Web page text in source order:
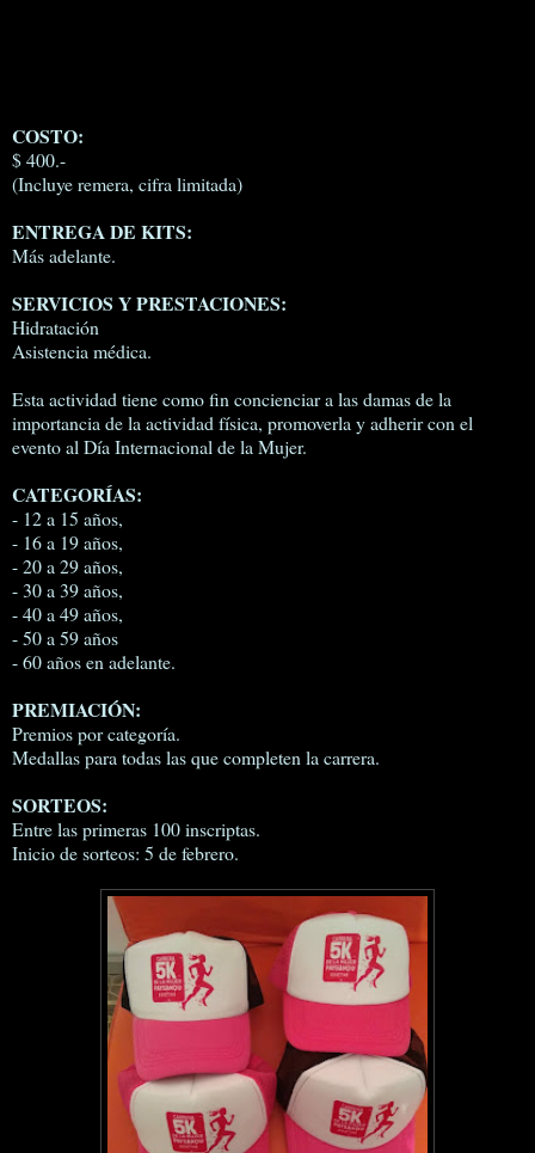
COSTO:
$ 400.-
(Incluye remera, cifra limitada)
ENTREGA DE KITS:
Más adelante.
SERVICIOS Y PRESTACIONES:
Hidratación
Asistencia médica.
Esta actividad tiene como fin concienciar a las damas de la
importancia de la actividad física, promoverla y adherir con el
evento al Día Internacional de la Mujer.
CATEGORÍAS:
- 12 a 15 años,
- 16 a 19 años,
- 20 a 29 años,
- 30 a 39 años,
- 40 a 49 años,
- 50 a 59 años
- 60 años en adelante.
PREMIACIÓN:
Premios por categoría.
Medallas para todas las que completen la carrera.
SORTEOS:
Entre las primeras 100 inscriptas.
Inicio de sorteos: 5 de febrero.